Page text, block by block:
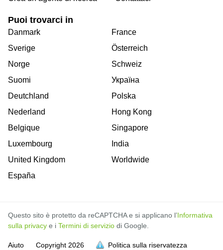
Puoi trovarci in
Danmark
Sverige
Norge
Suomi
Deutchland
Nederland
Belgique
Luxembourg
United Kingdom
España
France
Österreich
Schweiz
Україна
Polska
Hong Kong
Singapore
India
Worldwide
Questo sito è protetto da reCAPTCHA e si applicano l’Informativa
sulla privacy e i Termini di servizio di Google.
Aiuto Copyright 2026 Politica sulla riservatezza